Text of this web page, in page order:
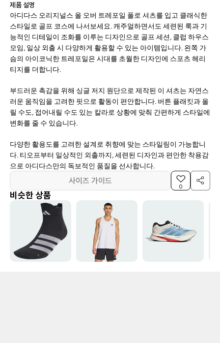
제품 설명
아디다스 오리지널스 올 오버 트레포일 폴로 셔츠를 입고 클래식한
스타일로 골프 코스에 나서보세요. 캐주얼하면서도 세련된 룩과 기
능적인 디테일이 조화를 이루는 디자인으로 골프 세션, 클럽 하우스
모임, 일상 외출 시 다양하게 활용할 수 있는 아이템입니다. 왼쪽 가
슴의 아이코닉한 트레포일은 시대를 초월한 디자인에 스포츠 헤리
티지를 더합니다.
부드러운 촉감을 위해 싱글 저지 원단으로 제작된 이 셔츠는 자연스
러운 움직임을 고려한 핏으로 활동이 편안합니다. 버튼 플래킷과 올
릴 수도, 접어내릴 수도 있는 칼라로 상황에 맞춰 간편하게 스타일에
변화를 줄 수 있습니다.
다양한 활용도를 고려한 설계로 취향에 맞는 스타일링이 가능합니
다. 티오프부터 일상적인 외출까지, 세련된 디자인과 편안한 착용감
으로 아디다스만의 독보적인 품질을 선사합니다.
사이즈 가이드
0
비슷한 상품